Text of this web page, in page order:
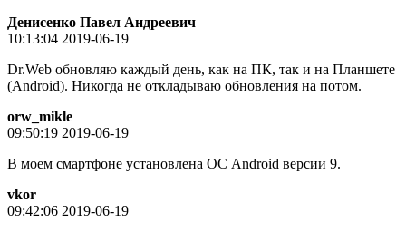
Денисенко Павел Андреевич
10:13:04 2019-06-19
Dr.Web обновляю каждый день, как на ПК, так и на Планшете
(Android). Никогда не откладываю обновления на потом.
orw_mikle
09:50:19 2019-06-19
В моем смартфоне установлена ОС Android версии 9.
vkor
09:42:06 2019-06-19